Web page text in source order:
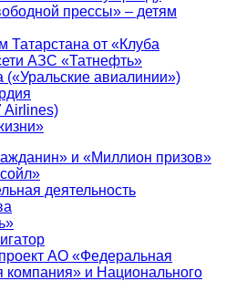
прессы» – детям
Татарстана от «Клуба
АЗС «Татнефть»
(«Уральские авиалинии»)
Airlines)
и «Миллион призов»
деятельность
АО «Федеральная
компания» и Национального